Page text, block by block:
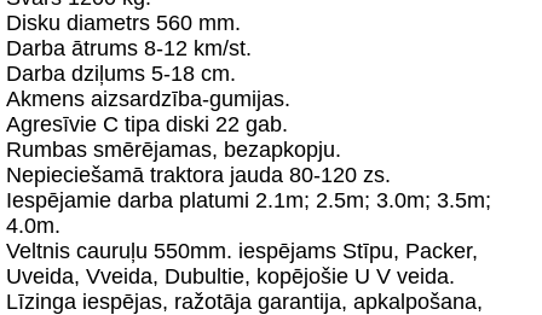
Disku diametrs 560 mm.
Darba ātrums 8-12 km/st.
Darba dziļums 5-18 cm.
Akmens aizsardzība-gumijas.
Agresīvie C tipa diski 22 gab.
Rumbas smērējamas, bezapkopju.
Nepieciešamā traktora jauda 80-120 zs.
Iespējamie darba platumi 2.1m; 2.5m; 3.0m; 3.5m;
4.0m.
Veltnis cauruļu 550mm. iespējams Stīpu, Packer,
Uveida, Vveida, Dubultie, kopējošie U V veida.
Līzinga iespējas, ražotāja garantija, apkalpošana,